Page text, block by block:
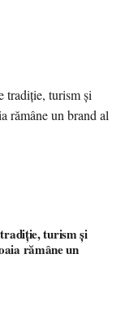
turism și